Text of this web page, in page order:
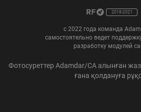
2018-2021
с 2022 года команда
самостоятельно ведет
разработку модулей
Фотосуреттер Adamdar/CA алынған
ғана қолдануға